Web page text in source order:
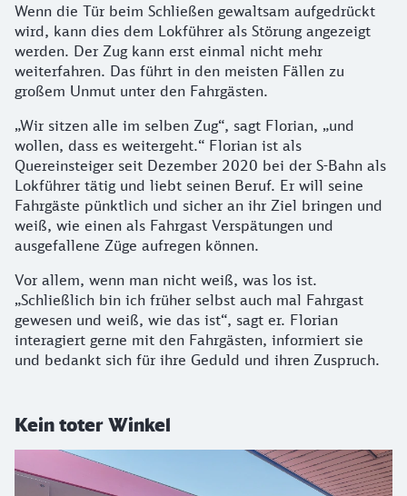
Wenn die Tür beim Schließen gewaltsam aufgedrückt
wird, kann dies dem Lokführer als Störung angezeigt
werden. Der Zug kann erst einmal nicht mehr
weiterfahren. Das führt in den meisten Fällen zu
großem Unmut unter den Fahrgästen.
„Wir sitzen alle im selben Zug“, sagt Florian, „und
wollen, dass es weitergeht.“ Florian ist als
Quereinsteiger seit Dezember 2020 bei der S-Bahn als
Lokführer tätig und liebt seinen Beruf. Er will seine
Fahrgäste pünktlich und sicher an ihr Ziel bringen und
weiß, wie einen als Fahrgast Verspätungen und
ausgefallene Züge aufregen können.
Vor allem, wenn man nicht weiß, was los ist.
„Schließlich bin ich früher selbst auch mal Fahrgast
gewesen und weiß, wie das ist“, sagt er. Florian
interagiert gerne mit den Fahrgästen, informiert sie
und bedankt sich für ihre Geduld und ihren Zuspruch.
Kein toter Winkel